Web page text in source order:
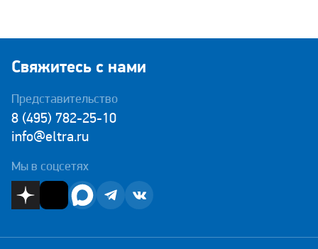
Свяжитесь с нами
Представительство
8 (495) 782-25-10
info@eltra.ru
Мы в соцсетях